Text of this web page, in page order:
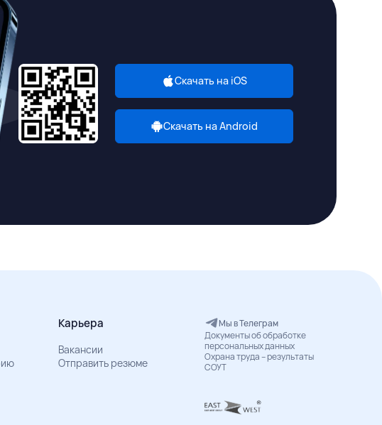
Скачать на iOS
Скачать на Android
Карьера
Вакансии
Отправить резюме
Мы в Телеграм
Документы об обработке
персональных данных
Охрана труда – результаты
СОУТ